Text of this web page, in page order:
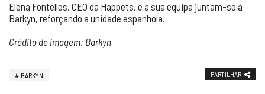
Elena Fontelles, CEO da Happets, e a sua equipa juntam-se à
Barkyn, reforçando a unidade espanhola.
Crédito de imagem: Barkyn
BARKYN PARTILHAR